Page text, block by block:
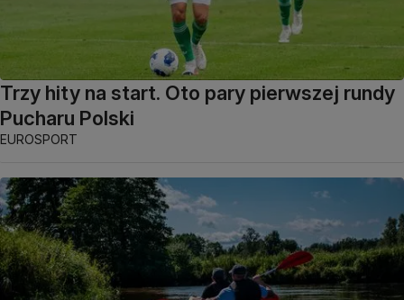
Trzy hity na start. Oto pary pierwszej rundy
Pucharu Polski
EUROSPORT